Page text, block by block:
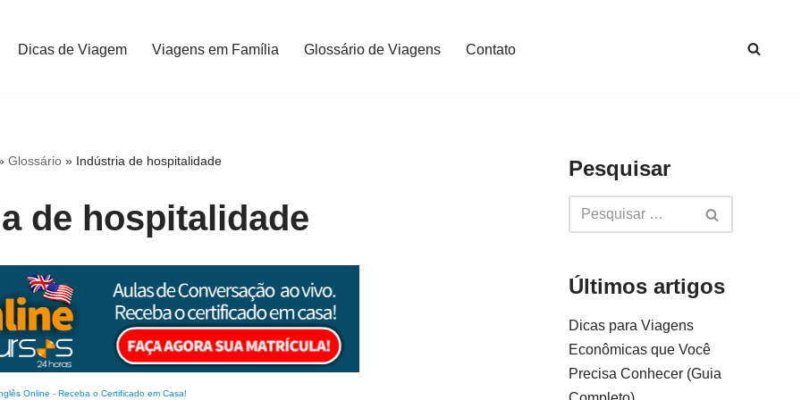
Dicas de Viagem Viagens em Família Glossário de Viagens Contato
Glossário » Indústria de hospitalidade
de hospitalidade
Online - Receba o Certificado em Casa!
Pesquisar
Últimos artigos
Dicas para Viagens
Econômicas que Você
Precisa Conhecer (Guia